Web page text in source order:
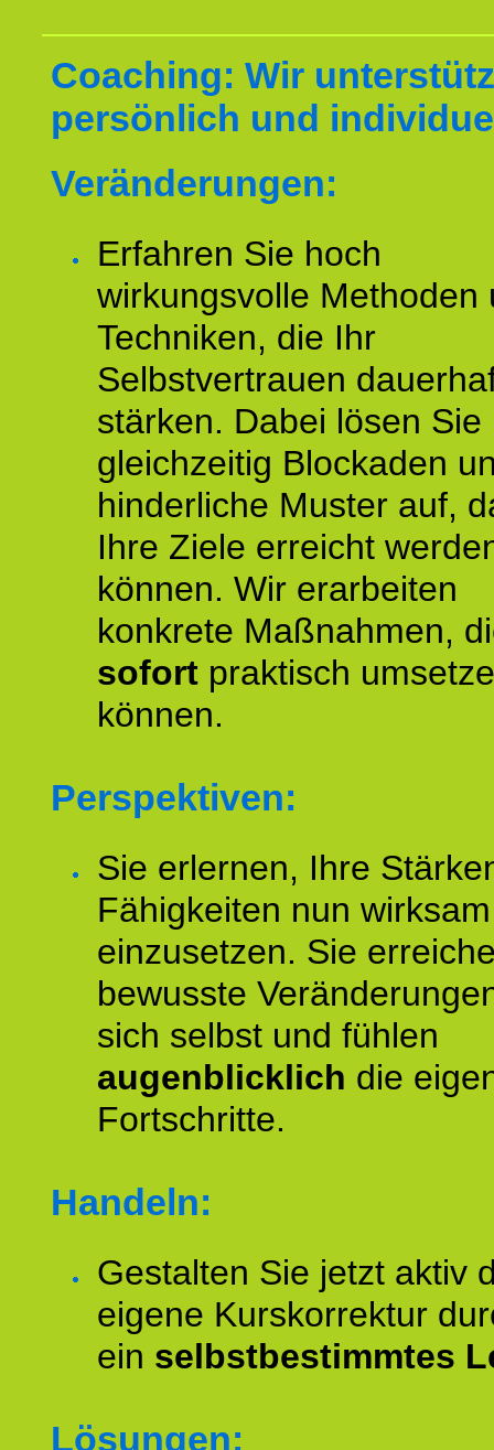
Coaching: Wir
persönlich und
Veränderungen:
Erfahren Sie hoch
wirkungsvolle Methoden
Techniken, die Ihr
Selbstvertrauen
stärken. Dabei lösen Sie
gleichzeitig Blockaden
hinderliche Muster auf,
Ihre Ziele erreicht
können. Wir erarbeiten
konkrete Maßnahmen,
sofort praktisch
können.
Perspektiven:
Sie erlernen, Ihre
Fähigkeiten nun wirksam
einzusetzen. Sie
bewusste
sich selbst und fühlen
augenblicklich die
Fortschritte.
Handeln:
Gestalten Sie jetzt aktiv
eigene Kurskorrektur
ein selbstbestimmtes
Lösungen: